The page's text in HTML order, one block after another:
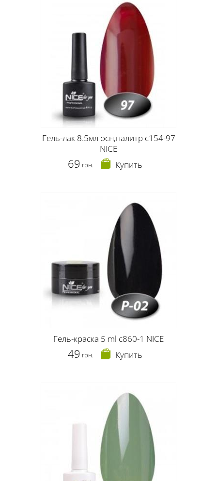
Гель-лак 8.5мл осн,палитр c154-97
NICE
69 грн. Купить
Гель-краска 5 ml c860-1 NICE
49 грн. Купить